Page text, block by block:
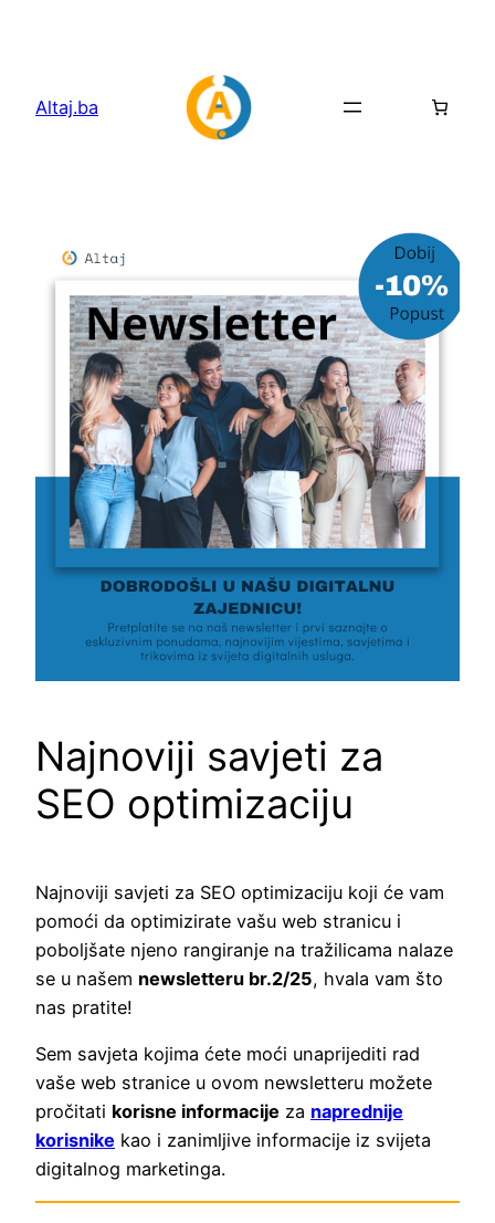
Altaj.ba
Najnoviji savjeti za
SEO optimizaciju
Najnoviji savjeti za SEO optimizaciju koji će vam
pomoći da optimizirate vašu web stranicu i
poboljšate njeno rangiranje na tražilicama nalaze
se u našem newsletteru br.2/25, hvala vam što
nas pratite!
Sem savjeta kojima ćete moći unaprijediti rad
vaše web stranice u ovom newsletteru možete
pročitati korisne informacije za naprednije
korisnike kao i zanimljive informacije iz svijeta
digitalnog marketinga.